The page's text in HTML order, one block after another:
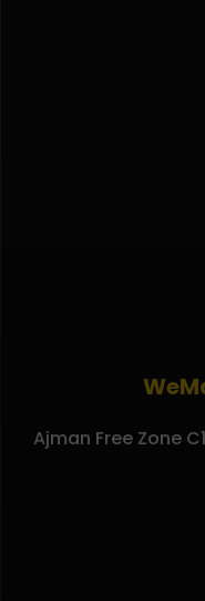
Ajman Free Zone